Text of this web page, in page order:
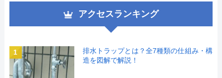
アクセスランキング
1
排水トラップとは？全7種類の仕組み・構
造を図解で解説！